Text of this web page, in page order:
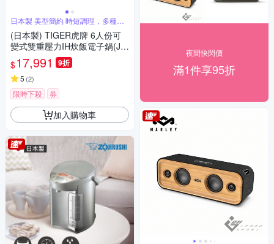
日本製 美型簡約 時短調理，多種炊
飯選單
(日本製) TIGER虎牌 6人份可
變式雙重壓力IH炊飯電子鍋(JP
T-H10R)
$17,991 9折
5 (2)
限時下殺 券
加入購物車
夜間快閃價
滿1件享95折